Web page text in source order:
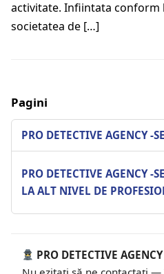
activitate. Infiintata conform
societatea de […]
Pagini
PRO DETECTIVE AGENCY -
PRO DETECTIVE AGENCY -
LA ALT NIVEL DE
PRO DETECTIVE